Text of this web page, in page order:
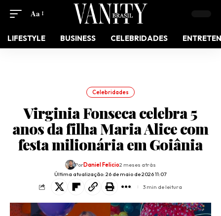
Aa
LIFESTYLE BUSINESS CELEBRIDADES
Celebridades
Virginia Fonseca celebra 5
anos da filha Maria Alice com
festa milionária em Goiânia
Última atualização: 26 de maio de 2026 11:07
PorDaniel Felicio2 meses atrás
3 min de leitura